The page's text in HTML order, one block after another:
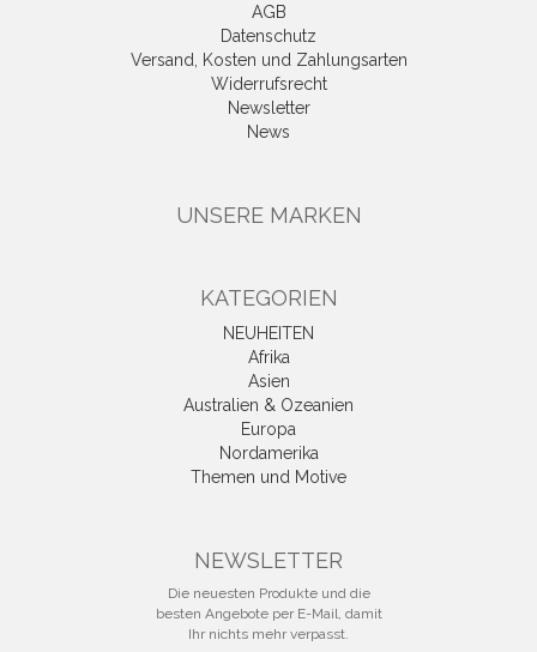
AGB
Datenschutz
Versand, Kosten und Zahlungsarten
Widerrufsrecht
Newsletter
News
UNSERE MARKEN
KATEGORIEN
NEUHEITEN
Afrika
Asien
Australien & Ozeanien
Europa
Nordamerika
Themen und Motive
NEWSLETTER
Die neuesten Produkte und die
besten Angebote per E-Mail, damit
Ihr nichts mehr verpasst.